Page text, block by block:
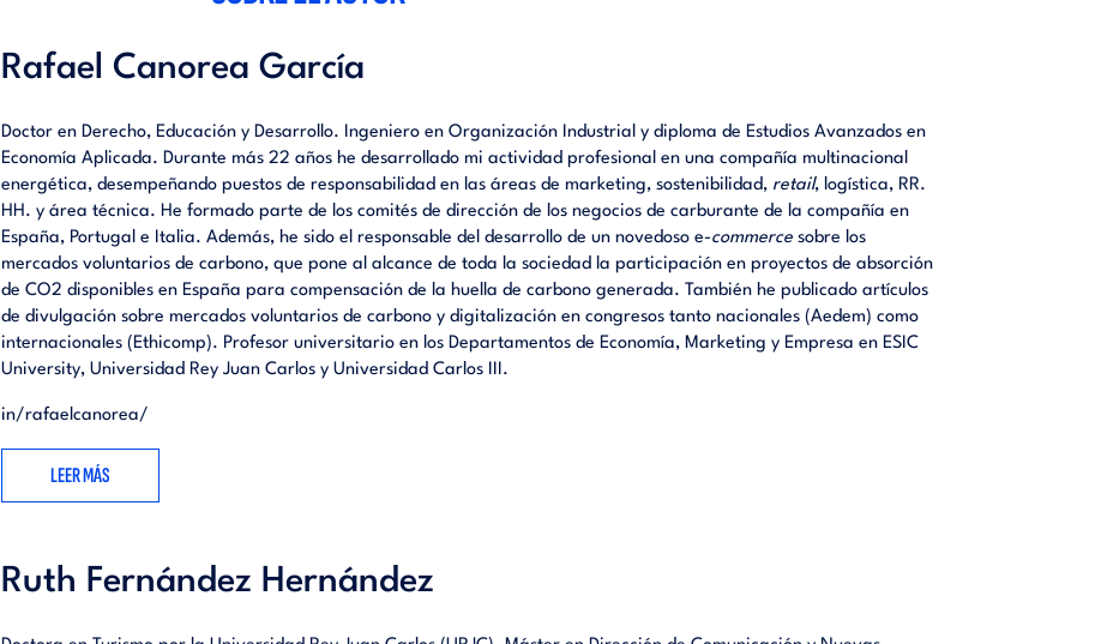
Rafael Canorea García
Doctor en Derecho, Educación y Desarrollo. Ingeniero en Organización Industrial y diploma de Estudios Avanzados en
Economía Aplicada. Durante más 22 años he desarrollado mi actividad profesional en una compañía multinacional
energética, desempeñando puestos de responsabilidad en las áreas de marketing, sostenibilidad, retail, logística, RR.
HH. y área técnica. He formado parte de los comités de dirección de los negocios de carburante de la compañía en
España, Portugal e Italia. Además, he sido el responsable del desarrollo de un novedoso e-commerce sobre los
mercados voluntarios de carbono, que pone al alcance de toda la sociedad la participación en proyectos de absorción
de CO2 disponibles en España para compensación de la huella de carbono generada. También he publicado artículos
de divulgación sobre mercados voluntarios de carbono y digitalización en congresos tanto nacionales (Aedem) como
internacionales (Ethicomp). Profesor universitario en los Departamentos de Economía, Marketing y Empresa en ESIC
University, Universidad Rey Juan Carlos y Universidad Carlos III.
in/rafaelcanorea/
LEER MÁS
Ruth Fernández Hernández